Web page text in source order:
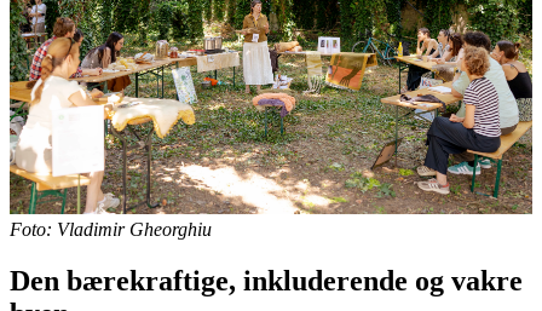
Foto: Vladimir Gheorghiu
Den bærekraftige, inkluderende og vakre